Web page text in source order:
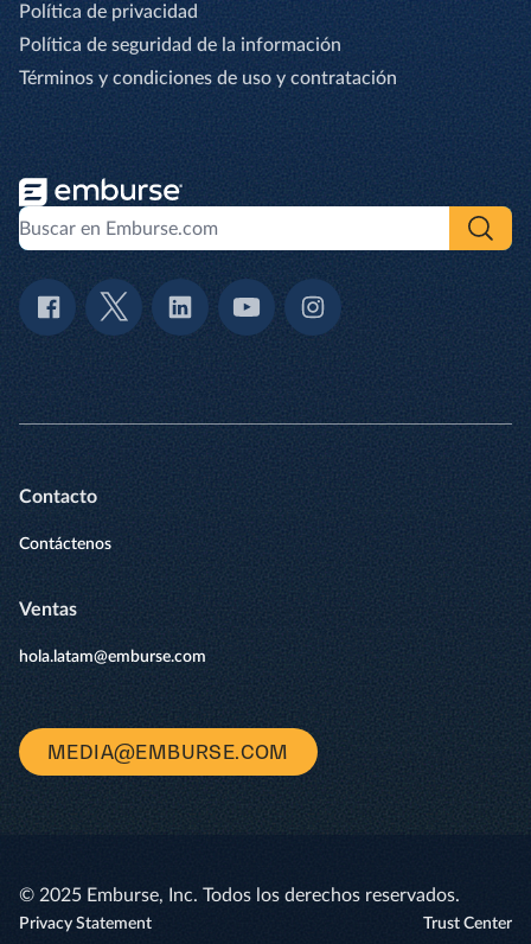
Política de privacidad
Política de seguridad de la información
Términos y condiciones de uso y contratación
Contacto
Contáctenos
Ventas
hola.latam@emburse.com
MEDIA@EMBURSE.COM
© 2025 Emburse, Inc. Todos los derechos reservados.
Privacy Statement Trust Center